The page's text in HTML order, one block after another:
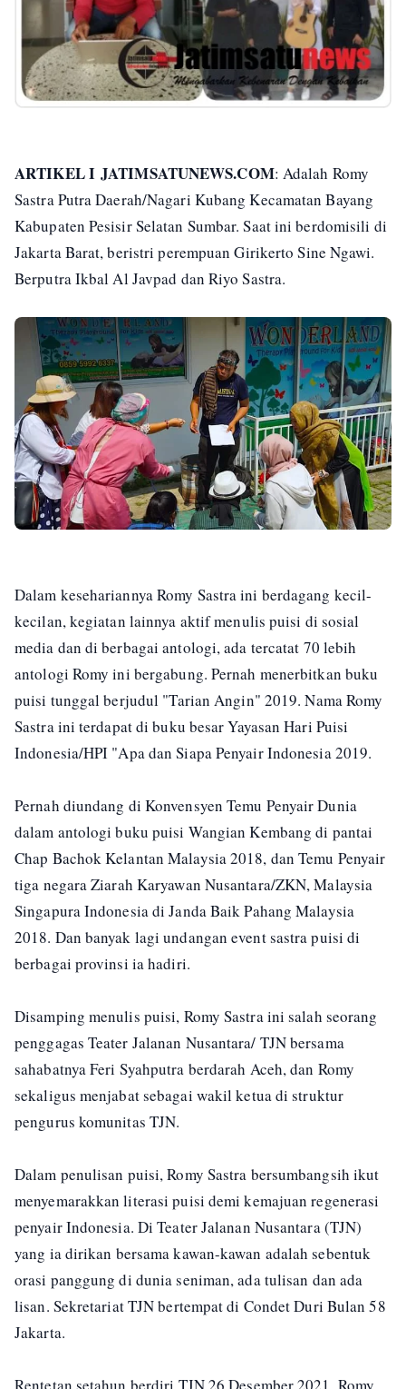
ARTIKEL I JATIMSATUNEWS.COM: Adalah Romy
Sastra Putra Daerah/Nagari Kubang Kecamatan Bayang
Kabupaten Pesisir Selatan Sumbar. Saat ini berdomisili di
Jakarta Barat, beristri perempuan Girikerto Sine Ngawi.
Berputra Ikbal Al Javpad dan Riyo Sastra.
Dalam kesehariannya Romy Sastra ini berdagang kecil-
kecilan, kegiatan lainnya aktif menulis puisi di sosial
media dan di berbagai antologi, ada tercatat 70 lebih
antologi Romy ini bergabung. Pernah menerbitkan buku
puisi tunggal berjudul "Tarian Angin" 2019. Nama Romy
Sastra ini terdapat di buku besar Yayasan Hari Puisi
Indonesia/HPI "Apa dan Siapa Penyair Indonesia 2019.
Pernah diundang di Konvensyen Temu Penyair Dunia
dalam antologi buku puisi Wangian Kembang di pantai
Chap Bachok Kelantan Malaysia 2018, dan Temu Penyair
tiga negara Ziarah Karyawan Nusantara/ZKN, Malaysia
Singapura Indonesia di Janda Baik Pahang Malaysia
2018. Dan banyak lagi undangan event sastra puisi di
berbagai provinsi ia hadiri.
Disamping menulis puisi, Romy Sastra ini salah seorang
penggagas Teater Jalanan Nusantara/ TJN bersama
sahabatnya Feri Syahputra berdarah Aceh, dan Romy
sekaligus menjabat sebagai wakil ketua di struktur
pengurus komunitas TJN.
Dalam penulisan puisi, Romy Sastra bersumbangsih ikut
menyemarakkan literasi puisi demi kemajuan regenerasi
penyair Indonesia. Di Teater Jalanan Nusantara (TJN)
yang ia dirikan bersama kawan-kawan adalah sebentuk
orasi panggung di dunia seniman, ada tulisan dan ada
lisan. Sekretariat TJN bertempat di Condet Duri Bulan 58
Jakarta.